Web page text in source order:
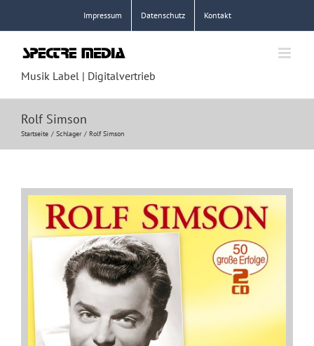
springen
Impressum Datenschutz Kontakt
Musik Label | Digitalvertrieb
Rolf Simson
Startseite Schlager Rolf Simson